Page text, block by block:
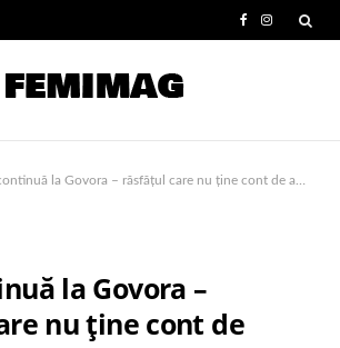
e
b
I
t
a
la Govora –
nu ține cont de